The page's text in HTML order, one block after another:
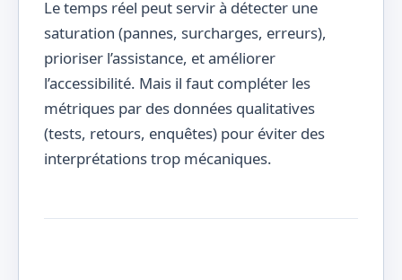
Le temps réel peut servir à détecter une
saturation (pannes, surcharges, erreurs),
prioriser l’assistance, et améliorer
l’accessibilité. Mais il faut compléter les
métriques par des données qualitatives
(tests, retours, enquêtes) pour éviter des
interprétations trop mécaniques.